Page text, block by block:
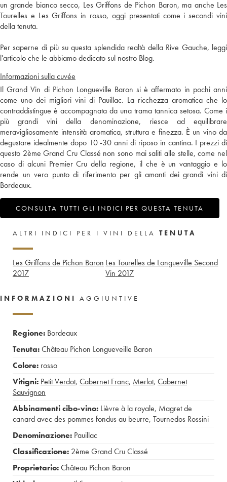
un grande bianco secco, Les Griffons de Pichon Baron, ma anche Les
Tourelles e Les Griffons in rosso, oggi presentati come i secondi vini
della tenuta.
Per saperne di più su questa splendida realtà della Rive Gauche, leggi
l'articolo che le abbiamo dedicato sul nostro Blog.
Informazioni sulla cuvée
Il Grand Vin di Pichon Longueville Baron si è affermato in pochi anni
come uno dei migliori vini di Pauillac. La ricchezza aromatica che lo
contraddistingue è accompagnata da una trama tannica setosa. Come i
più grandi vini della denominazione, riesce ad equilibrare
meravigliosamente intensità aromatica, struttura e finezza. È un vino da
degustare idealmente dopo 10 -30 anni di riposo in cantina. I prezzi di
questo 2ème Grand Cru Classé non sono mai saliti alle stelle, come nel
caso di alcuni Premier Cru della regione, il che è un vantaggio e lo
rende un vero punto di riferimento per gli amanti dei grandi vini di
Bordeaux.
CONSULTA TUTTI GLI INDICI PER QUESTA TENUTA
ALTRI INDICI PER I VINI DELLA TENUTA
Les Griffons de Pichon Baron
2017
Les Tourelles de Longueville Second
Vin 2017
INFORMAZIONI AGGIUNTIVE
Regione: Bordeaux
Tenuta:Château Pichon Longueveille Baron
Colore: rosso
Vitigni: Petit Verdot, Cabernet Franc, Merlot, Cabernet
Sauvignon
Abbinamenti cibo-vino: Lièvre à la royale, Magret de
canard avec des pommes fondus au beurre, Tournedos Rossini
Denominazione: Pauillac
Classificazione: 2ème Grand Cru Classé
Proprietario:Château Pichon Baron